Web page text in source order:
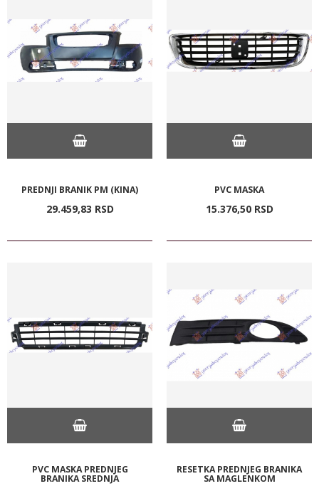
PREDNJI BRANIK PM (KINA)
29.459,83 RSD
PVC MASKA
15.376,50 RSD
PVC MASKA PREDNJEG
BRANIKA SREDNJA
RESETKA PREDNJEG BRANIKA
SA MAGLENKOM